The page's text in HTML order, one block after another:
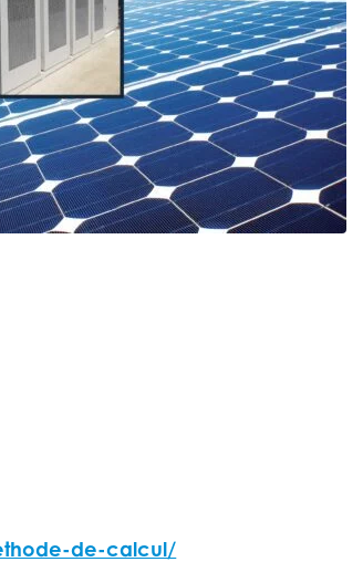
de-calcul/